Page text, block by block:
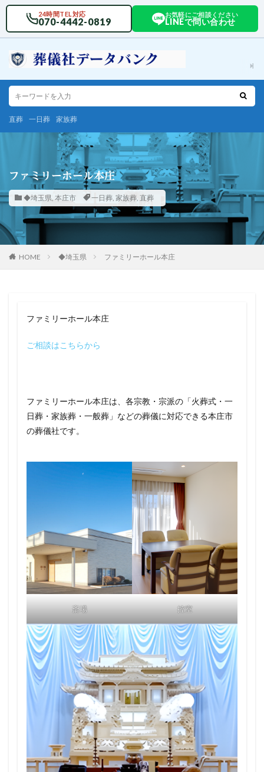
24時間TEL対応
070-4442-0819
お気軽にご相談ください
LINEで問い合わせ
直葬 一日葬 家族葬
ファミリーホール本庄
◆埼玉県, 本庄市 一日葬, 家族葬, 直葬
HOME ◆埼玉県 ファミリーホール本庄
ファミリーホール本庄
ご相談はこちらから
ファミリーホール本庄は、各宗教・宗派の「火葬式・一
日葬・家族葬・一般葬」などの葬儀に対応できる本庄市
の葬儀社です。
斎場 控室